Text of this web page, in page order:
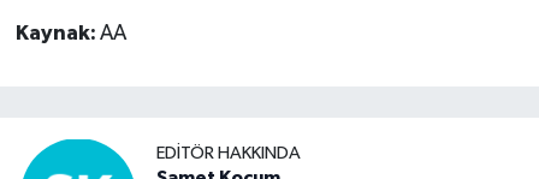
Kaynak: AA
EDITÖR HAKKINDA